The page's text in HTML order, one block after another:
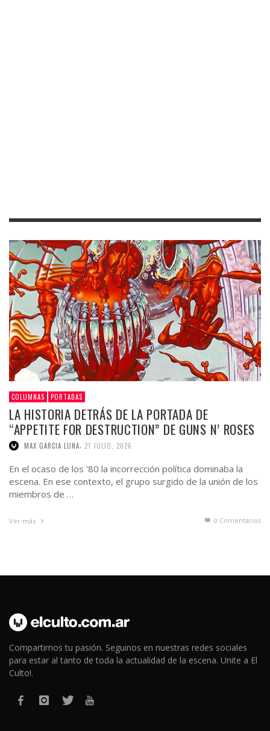
COLUMNAS PORTADAS
LA HISTORIA DETRÁS DE LA PORTADA DE
“APPETITE FOR DESTRUCTION” DE GUNS N’ ROSES
MAX GARCIA LUNA 21 JULIO, 2026
En el ocaso de los ’80 la incorrección política dominaba la
escena. En ese contexto, el grupo surgido de la unión de los
miembros de …
Ver más 0 Comentarios
Compartimos tu pasión. Seguinos en nuestras redes sociales
para estar al tanto de toda la actualidad de la escena. Unite a El
Culto!.